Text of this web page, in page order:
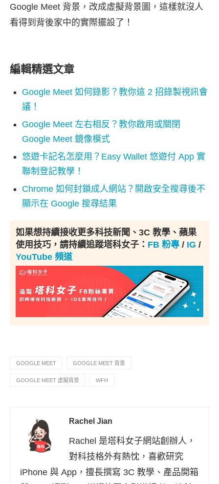
Google Meet 背景，改成虛擬背景圖，這樣就沒人
看得到背後家中的實際擺設了！
編輯精選文章
Google Meet 如何錄影？教你這 2 招錄製視訊會
議！
Google Meet 左右相反？教你啟用或關閉
Google Meet 鏡像模式
悠遊卡記名怎麼用？Easy Wallet 悠遊付 App 實
聯制登記教學！
Chrome 如何封鎖成人網站？開啟安全搜尋後不
顯示在 Google 搜尋結果
如果想持續接收更多科技新聞、3C 教學、蘋果
使用技巧，請持續追蹤塔科女子： FB 粉專 / IG /
YouTube 頻道
GOOGLE MEET GOOGLE MEET 背景
GOOGLE MEET 虛擬背景 WFH
Rachel Jian
Rachel 是塔科女子網站創辦人，
對科技格外有熱忱，喜歡研究
iPhone 與 App，擅長撰寫 3C 教學、產品開箱